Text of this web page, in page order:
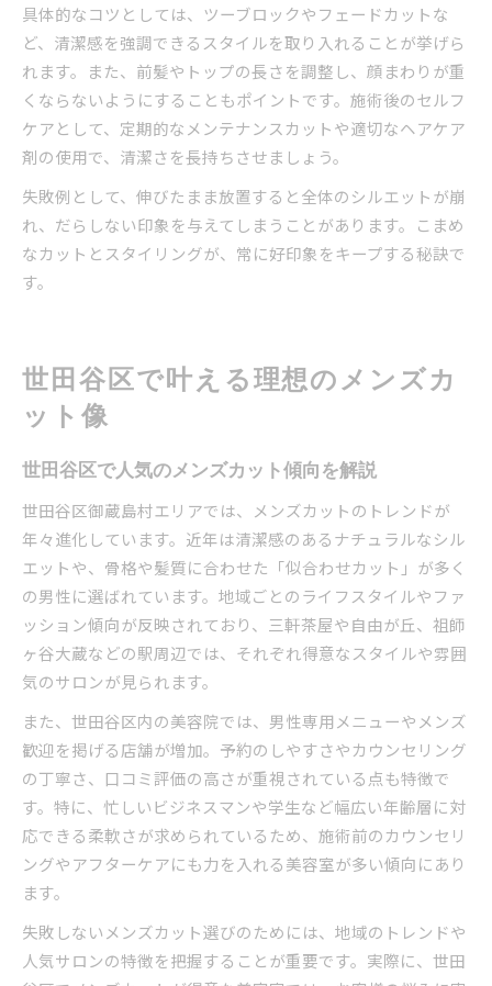
具体的なコツとしては、ツーブロックやフェードカットな
ど、清潔感を強調できるスタイルを取り入れることが挙げら
れます。また、前髪やトップの長さを調整し、顔まわりが重
くならないようにすることもポイントです。施術後のセルフ
ケアとして、定期的なメンテナンスカットや適切なヘアケア
剤の使用で、清潔さを長持ちさせましょう。
失敗例として、伸びたまま放置すると全体のシルエットが崩
れ、だらしない印象を与えてしまうことがあります。こまめ
なカットとスタイリングが、常に好印象をキープする秘訣で
す。
世田谷区で叶える理想のメンズカ
ット像
世田谷区で人気のメンズカット傾向を解説
世田谷区御蔵島村エリアでは、メンズカットのトレンドが
年々進化しています。近年は清潔感のあるナチュラルなシル
エットや、骨格や髪質に合わせた「似合わせカット」が多く
の男性に選ばれています。地域ごとのライフスタイルやファ
ッション傾向が反映されており、三軒茶屋や自由が丘、祖師
ヶ谷大蔵などの駅周辺では、それぞれ得意なスタイルや雰囲
気のサロンが見られます。
また、世田谷区内の美容院では、男性専用メニューやメンズ
歓迎を掲げる店舗が増加。予約のしやすさやカウンセリング
の丁寧さ、口コミ評価の高さが重視されている点も特徴で
す。特に、忙しいビジネスマンや学生など幅広い年齢層に対
応できる柔軟さが求められているため、施術前のカウンセリ
ングやアフターケアにも力を入れる美容室が多い傾向にあり
ます。
失敗しないメンズカット選びのためには、地域のトレンドや
人気サロンの特徴を把握することが重要です。実際に、世田